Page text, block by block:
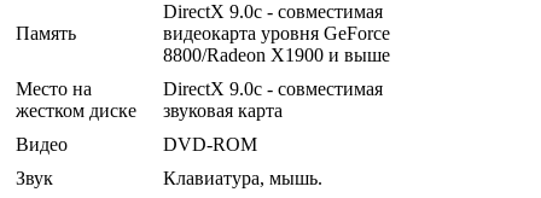
Память
DirectX 9.0c - совместимая
видеокарта уровня GeForce
8800/Radeon X1900 и выше
Место на
жестком диске
DirectX 9.0c - совместимая
звуковая карта
Видео
DVD-ROM
Звук
Клавиатура, мышь.